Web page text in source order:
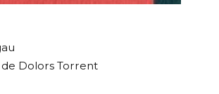
de Dolors Torrent